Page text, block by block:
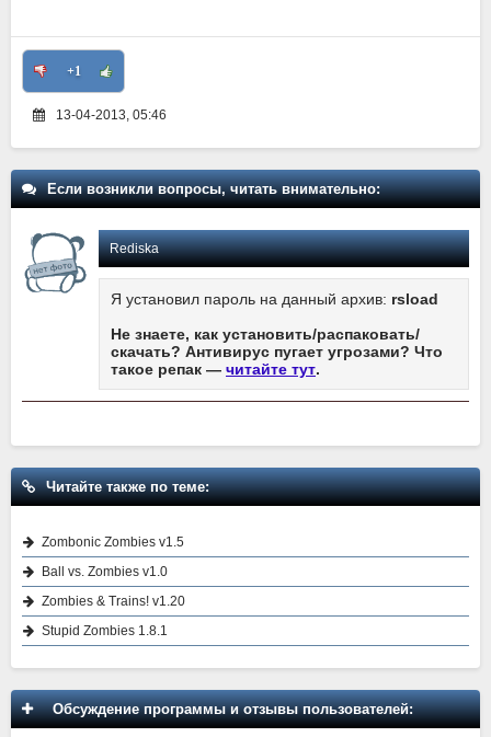
+1
13-04-2013, 05:46
Если возникли вопросы, читать внимательно:
Rediska
Я установил пароль на данный архив: rsload
Не знаете, как установить/распаковать/
скачать? Антивирус пугает угрозами? Что
такое репак — читайте тут.
Читайте также по теме:
Zombonic Zombies v1.5
Ball vs. Zombies v1.0
Zombies & Trains! v1.20
Stupid Zombies 1.8.1
Обсуждение программы и отзывы пользователей: